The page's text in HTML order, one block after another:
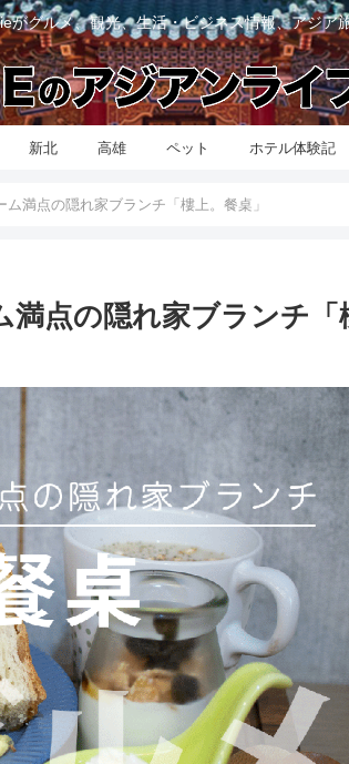
グルメ、観光、生活・ビジネス情報、アジア
新北 高雄 ペット ホテル体験記
満点の隠れ家ブランチ「樓上。餐桌」
満点の隠れ家ブランチ「